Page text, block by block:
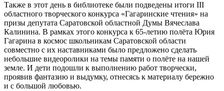
Также в этот день в библиотеке были подведены итоги III
областного творческого конкурса «Гагаринские чтения» на
призы депутата Саратовской областной Думы Вячеслава
Калинина. В рамках этого конкурса к 65-летию полёта Юрия
Гагарина в космос школьникам Саратовской области
совместно с их наставниками было предложено сделать
небольшие видеоролики на темы памяти о полёте на нашей
земле. И дети подошли к выполнению работ творчески,
проявив фантазию и выдумку, отнесясь к материалу бережно
и с большой любовью.